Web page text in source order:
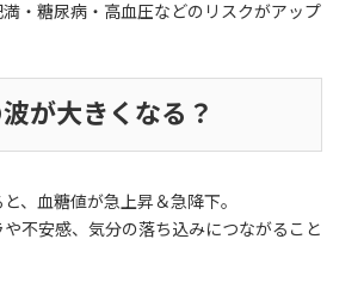
・糖尿病・高血圧などのリスクがアップ
が大きくなる？
、血糖値が急上昇＆急降下。
不安感、気分の落ち込みにつながること